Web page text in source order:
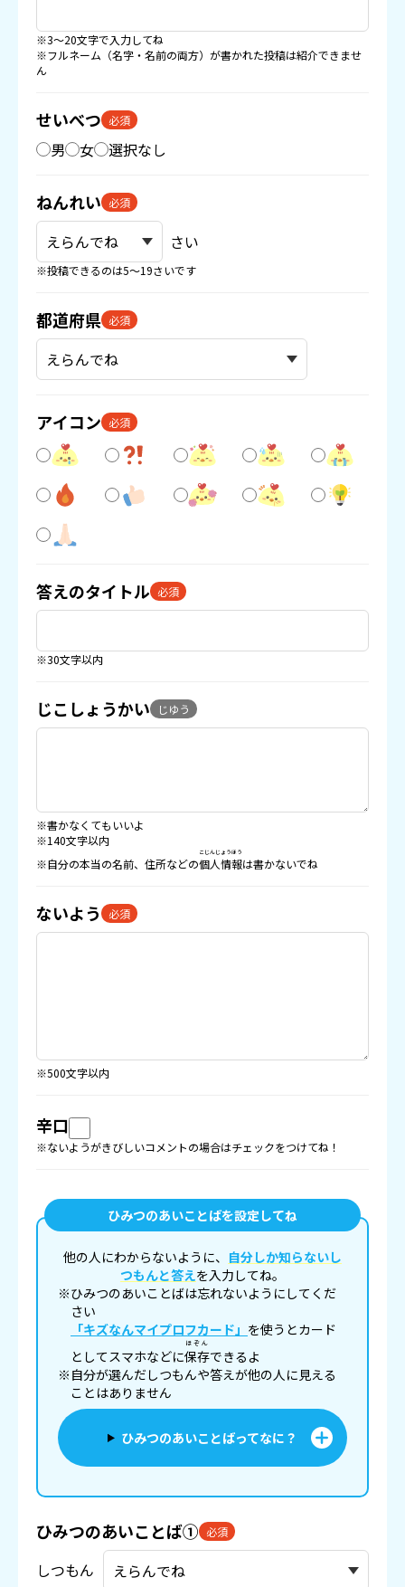
※3〜20文字で入力してね
※フルネーム（名字・名前の両方）が書かれた投稿は紹介できませ
ん
せいべつ 必須
男 女 選択なし
ねんれい 必須
さい
※投稿できるのは5〜19さいです
都道府県 必須
アイコン 必須
答えのタイトル 必須
※30文字以内
じこしょうかい じゆう
※書かなくてもいいよ
※140文字以内
※自分の本当の名前、住所などの個人情報
こじんじょうほう
は書かないでね
ないよう 必須
※500文字以内
辛口
※ないようがきびしいコメントの場合はチェックをつけてね！
ひみつのあいことばを設定してね
他の人にわからないように、 自分しか知らないし
つもんと答えを入力してね。
※ひみつのあいことばは忘れないようにしてくだ
さい
「キズなんマイプロフカード」 を使うとカード
としてスマホなどに保存
ほぞん
できるよ
※自分が選んだしつもんや答えが他の人に見える
ことはありません
ひみつのあいことばってなに？
ひみつのあいことば① 必須
しつもん